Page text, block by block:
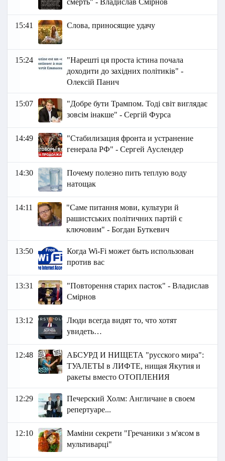
смерть" - Владислав Смірнов
15:41 Слова, приносящие удачу
15:24
"Нарешті ця проста істина почала
доходити до західних політиків" -
Олексій Панич
15:07
"Добре бути Трампом. Тоді світ виглядає
зовсім інакше" - Сергій Фурса
14:49
"Стабилизация фронта и устранение
генерала РФ" - Сергей Ауслендер
14:30
Почему полезно пить теплую воду
натощак
14:11
"Саме питання мови, культури й
рашистських політичних партій є
ключовим" - Богдан Буткевич
13:50
Когда Wi-Fi может быть использован
против вас
13:31
"Повторення старих пасток" - Владислав
Смірнов
13:12
Люди всегда видят то, что хотят
увидеть…
12:48
АБСУРД И НИЩЕТА "русского мира":
ТУАЛЕТЫ в ЛИФТЕ, нищая Якутия и
ракеты вместо ОТОПЛЕНИЯ
12:29
Печерский Холм: Англичане в своем
репертуаре...
12:10
Маміни секрети "Гречаники з м'ясом в
мультиварці"